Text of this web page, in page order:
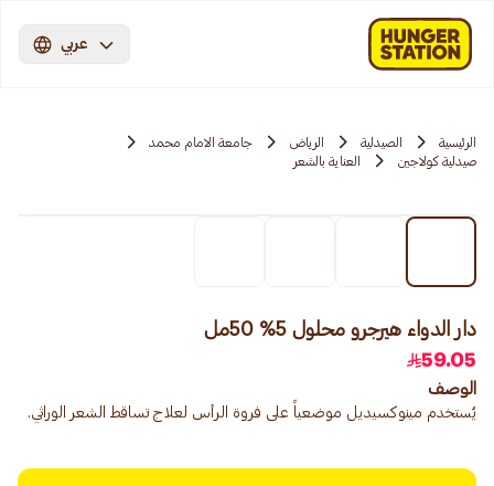
عربي
الرئيسية الصيدلية الرياض
جامعة الامام محمد
صيدلية كولاجين
العناية بالشعر
دار الدواء هيرجرو محلول 5% 50مل
59.05
الوصف
يُستخدم مينوكسيديل موضعياً على فروة الرأس لعلاج تساقط الشعر الوراثي.